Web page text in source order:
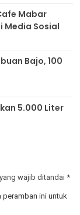
Mabar
Media Sosial
Bajo, 100
5.000 Liter
wajib ditandai*
peramban ini untuk